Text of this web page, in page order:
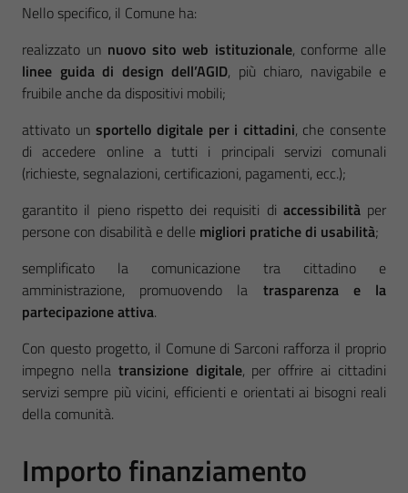
Nello specifico, il Comune ha:
realizzato un nuovo sito web istituzionale, conforme alle
linee guida di design dell’AGID, più chiaro, navigabile e
fruibile anche da dispositivi mobili;
attivato unsportello digitale per i cittadini, che consente
di accedere online a tutti i principali servizi comunali
(richieste, segnalazioni, certificazioni, pagamenti, ecc.);
garantito il pieno rispetto dei requisiti di accessibilitàper
persone con disabilità e delle migliori pratiche di usabilità;
semplificato la comunicazione tra cittadino e
amministrazione, promuovendo la trasparenza e la
partecipazione attiva.
Con questo progetto, il Comune di Sarconi rafforza il proprio
impegno nella transizione digitale, per offrire ai cittadini
servizi sempre più vicini, efficienti e orientati ai bisogni reali
della comunità.
Importo finanziamento